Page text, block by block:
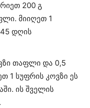
200 გ
მიიღეთ 1
დღის
თაფლი და 0,5
1 სუფრის კოვზი ეს
ის შველის